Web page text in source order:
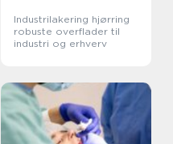
Industrilakering hjørring
robuste overflader til
industri og erhverv